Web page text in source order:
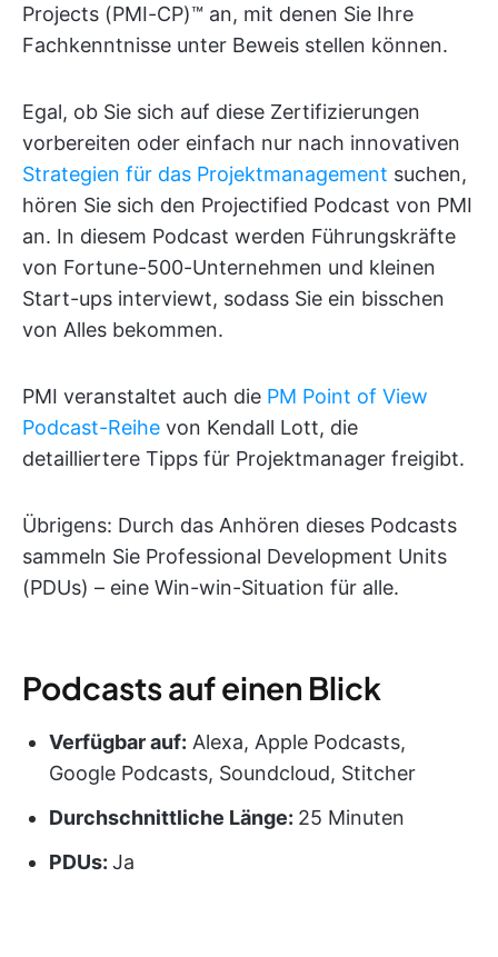
Projects (PMI-CP)™ an, mit denen Sie Ihre
Fachkenntnisse unter Beweis stellen können.
Egal, ob Sie sich auf diese Zertifizierungen
vorbereiten oder einfach nur nach innovativen
Strategien für das Projektmanagement suchen,
hören Sie sich den Projectified Podcast von PMI
an. In diesem Podcast werden Führungskräfte
von Fortune-500-Unternehmen und kleinen
Start-ups interviewt, sodass Sie ein bisschen
von Alles bekommen.
PMI veranstaltet auch die PM Point of View
Podcast-Reihe von Kendall Lott, die
detailliertere Tipps für Projektmanager freigibt.
Übrigens: Durch das Anhören dieses Podcasts
sammeln Sie Professional Development Units
(PDUs) – eine Win-win-Situation für alle.
Podcasts auf einen Blick
Verfügbar auf: Alexa, Apple Podcasts,
Google Podcasts, Soundcloud, Stitcher
Durchschnittliche Länge: 25 Minuten
PDUs: Ja